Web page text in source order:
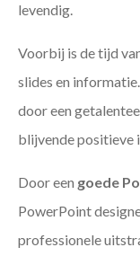
levendig.
Voorbij is de tijd
slides en informatie.
door een
blijvende positieve
Door een goede
PowerPoint
professionele